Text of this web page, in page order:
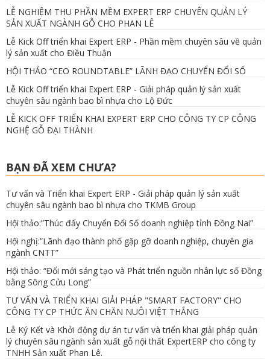
LỄ NGHIỆM THU PHẦN MỀM EXPERT ERP CHUYÊN QUẢN LÝ
SẢN XUẤT NGÀNH GỖ CHO PHAN LÊ
Lễ Kick Off triển khai Expert ERP - Phần mềm chuyên sâu về quản
lý sản xuất cho Điều Thuận
HỘI THẢO “CEO ROUNDTABLE” LÃNH ĐẠO CHUYỂN ĐỔI SỐ
Lễ Kick Off triển khai Expert ERP - Giải pháp quản lý sản xuất
chuyên sâu ngành bao bì nhựa cho Lộ Đức
LỄ KICK OFF TRIỂN KHAI EXPERT ERP CHO CÔNG TY CP CÔNG
NGHỆ GỖ ĐẠI THÀNH
BẠN ĐÃ XEM CHƯA?
Tư vấn và Triển khai Expert ERP - Giải pháp quản lý sản xuất
chuyên sâu ngành bao bì nhựa cho TKMB Group
Hội thảo:”Thúc đẩy Chuyển Đổi Số doanh nghiệp tỉnh Đồng Nai”
Hội nghị:”Lãnh đạo thành phố gặp gỡ doanh nghiệp, chuyên gia
ngành CNTT”
Hội thảo: “Đổi mới sáng tạo và Phát triển nguồn nhân lực số Đồng
bằng Sông Cửu Long”
TƯ VẤN VÀ TRIỂN KHAI GIẢI PHÁP "SMART FACTORY" CHO
CÔNG TY CP THỨC ĂN CHĂN NUÔI VIỆT THẮNG
Lễ Ký Kết và Khởi động dự án tư vấn và triển khai giải pháp quản
lý chuyên sâu ngành sản xuất gỗ nội thất ExpertERP cho công ty
TNHH Sản xuất Phan Lê.